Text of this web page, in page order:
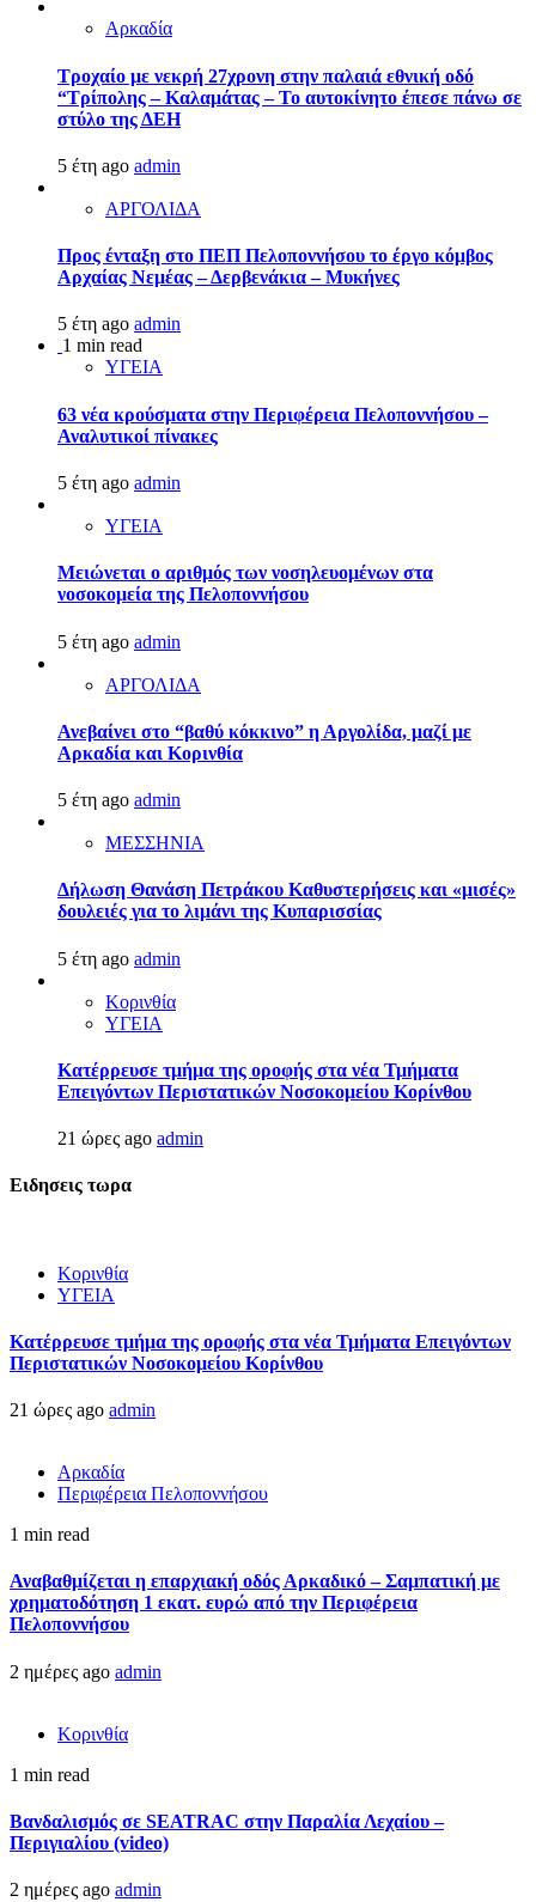
Αρκαδία
Τροχαίο με νεκρή 27χρονη στην παλαιά εθνική οδό
“Τρίπολης – Καλαμάτας – Το αυτοκίνητο έπεσε πάνω σε
στύλο της ΔΕΗ
5 έτη ago admin
ΑΡΓΟΛΙΔΑ
Προς ένταξη στο ΠΕΠ Πελοποννήσου το έργο κόμβος
Αρχαίας Νεμέας – Δερβενάκια – Μυκήνες
5 έτη ago admin
1 min read
ΥΓΕΙΑ
63 νέα κρούσματα στην Περιφέρεια Πελοποννήσου –
Αναλυτικοί πίνακες
5 έτη ago admin
ΥΓΕΙΑ
Μειώνεται ο αριθμός των νοσηλευομένων στα
νοσοκομεία της Πελοποννήσου
5 έτη ago admin
ΑΡΓΟΛΙΔΑ
Ανεβαίνει στο “βαθύ κόκκινο” η Αργολίδα, μαζί με
Αρκαδία και Κορινθία
5 έτη ago admin
ΜΕΣΣΗΝΙΑ
Δήλωση Θανάση Πετράκου Καθυστερήσεις και «μισές»
δουλειές για το λιμάνι της Κυπαρισσίας
5 έτη ago admin
Κορινθία
ΥΓΕΙΑ
Kατέρρευσε τμήμα της οροφής στα νέα Τμήματα
Επειγόντων Περιστατικών Νοσοκομείου Κορίνθου
21 ώρες ago admin
Ειδησεις τωρα
Κορινθία
ΥΓΕΙΑ
Kατέρρευσε τμήμα της οροφής στα νέα Τμήματα Επειγόντων
Περιστατικών Νοσοκομείου Κορίνθου
21 ώρες ago admin
Αρκαδία
Περιφέρεια Πελοποννήσου
1 min read
Αναβαθμίζεται η επαρχιακή οδός Αρκαδικό – Σαμπατική με
χρηματοδότηση 1 εκατ. ευρώ από την Περιφέρεια
Πελοποννήσου
2 ημέρες ago admin
Κορινθία
1 min read
Βανδαλισμός σε SEATRAC στην Παραλία Λεχαίου –
Περιγιαλίου (video)
2 ημέρες ago admin